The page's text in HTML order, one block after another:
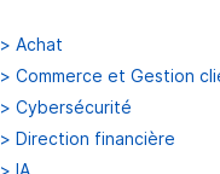
> Achat
> Commerce et Gestion
> Cybersécurité
> Direction financière
> IA